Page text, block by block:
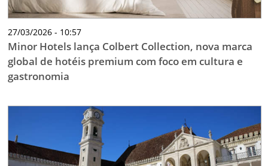
27/03/2026 - 10:57
Minor Hotels lança Colbert Collection, nova marca
global de hotéis premium com foco em cultura e
gastronomia